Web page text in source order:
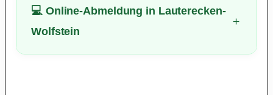
💻 Online-Abmeldung in Lauterecken-
Wolfstein